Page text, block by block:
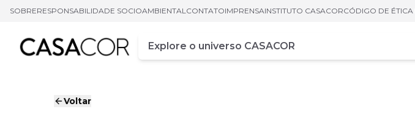
SOBRERESPONSABILIDADE SOCIOAMBIENTALCONTATOIMPRENSAINSTITUTO CASACORCÓDIGO DE
Campo de busca
Digite pelo menos três caracteres
Voltar